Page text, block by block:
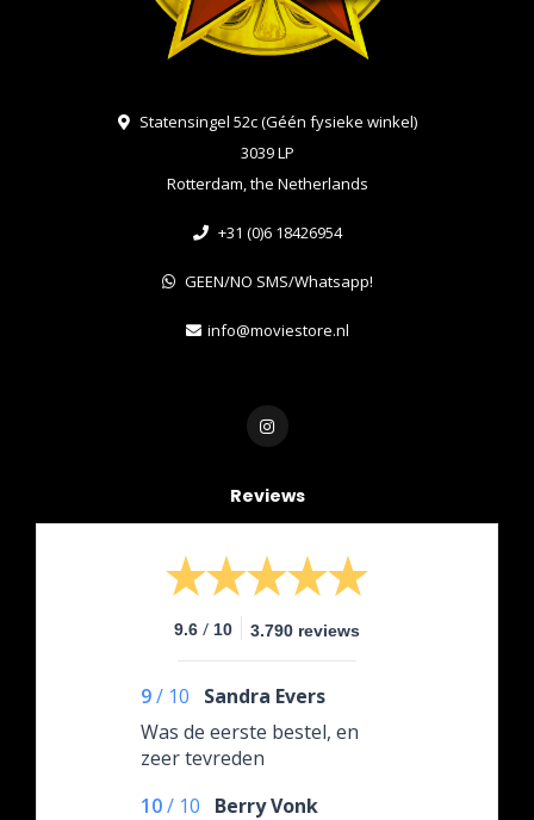
Statensingel 52c (Géén fysieke winkel)
3039 LP
Rotterdam, the Netherlands
+31 (0)6 18426954
GEEN/NO SMS/Whatsapp!
info@moviestore.nl
Reviews
9.6 / 10 3.790 reviews
9/ 10
Sandra Evers
Was de eerste bestel, en
zeer tevreden
10/ 10
Berry Vonk